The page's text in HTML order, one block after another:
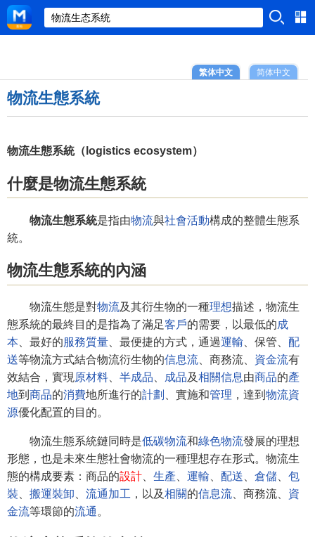
简体中文
繁体中文
物流生態系統
物流生態系統（logistics ecosystem）
什麼是物流生態系統
物流生態系統是指由物流與社會活動構成的整體生態系
統。
物流生態系統的內涵
物流生態是對物流及其衍生物的一種理想描述，物流生
態系統的最終目的是指為了滿足客戶的需要，以最低的成
本 、最好的服務質量 、最便捷的方式，通過運輸 、保管、 配
送等物流方式結合物流衍生物的信息流 、商務流、 資金流有
效結合，實現 原材料 半成品 成品及相關信息由商品的產
地到 商品的消費地所進行的計劃 、實施和管理 ，達到 物流資
源優化配置的目的。
物流生態系統鏈同時是低碳物流和綠色物流發展的理想
形態，也是未來生態社會物流的一種理想存在形式。物流生
態的構成要素：商品的設計 生產 運輸 配送 倉儲
包
裝
搬運裝卸 流通加工 ，以及相關的信息流 、商務流、 資
金流等環節的流通 。